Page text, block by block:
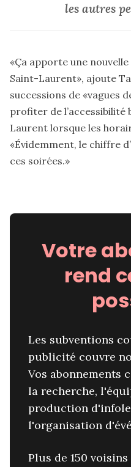
les autres
«Ça apporte une
Saint-Laurent», ajoute
successions de «vagues
profiter de l’accessibilité
Laurent lorsque les
«Évidemment, le chiffre
ces soirées.»
Votre
rend
Les subventions
publicité couvre
Vos abonnements
la recherche,
production
l'organisation
Plus de 150